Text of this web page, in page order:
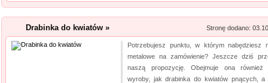
Drabinka do kwiatów » Stronę dodano:
Potrzebujesz punktu, w którym nabędziesz
metalowe na zamówienie? Jeszcze dziś
naszą propozycję. Obejmuje ona również
wyroby, jak drabinka do kwiatów pnących, a